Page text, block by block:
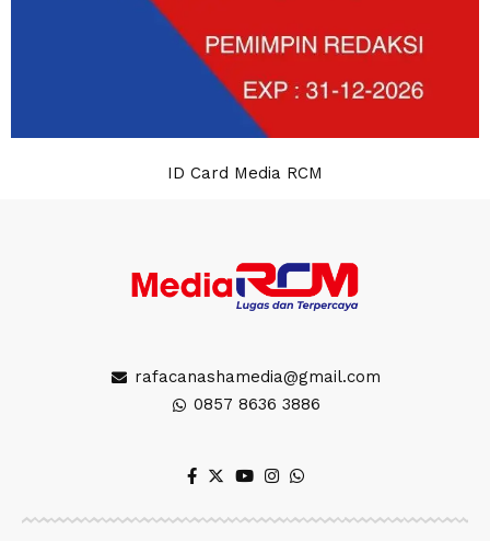
ID Card Media RCM
rafacanashamedia@gmail.com
0857 8636 3886